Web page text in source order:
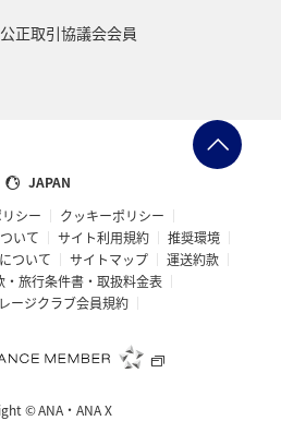
正取引協議会会員
JAPAN
シー
クッキーポリシー
いて
サイト利用規約
推奨環境
ついて
サイトマップ
運送約款
・旅行条件書・取扱料金表
ージクラブ会員規約
©ANA・ANA X